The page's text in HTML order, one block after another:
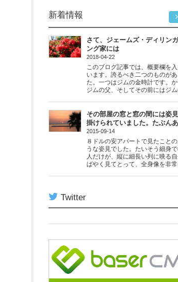
新着情報
さて、ジェームズ・ディリン
ング家には
2018-04-22
このブログ記事では、概要欄を
います。誇るべき二つのものが
た。一つはジムの金時計です。
ジムの父、そしてその前にはジム
その部屋の窓と窓の間には姿
掛けられていました。たぶん
2015-09-14
８ドルの安アパートで見たこと
うな姿見でした。たいそう細身
人だけが、縦に細長い列に映る
ばやく見てとって、全身像を非常
Twitter